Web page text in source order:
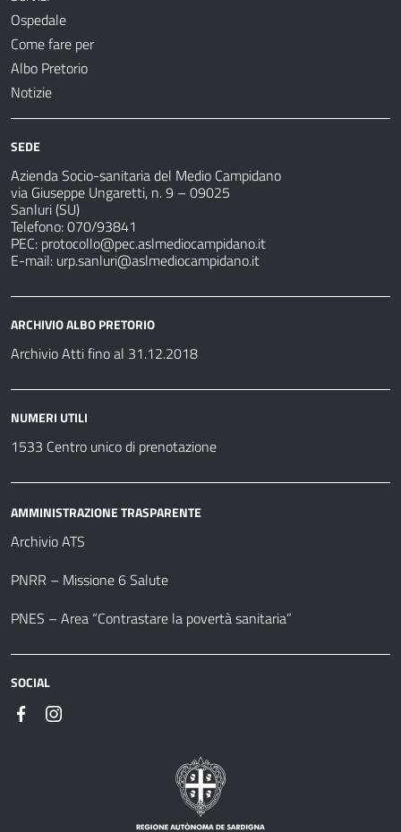
Ospedale
Come fare per
Albo Pretorio
Notizie
SEDE
Azienda Socio-sanitaria del Medio Campidano
via Giuseppe Ungaretti, n. 9 – 09025
Sanluri (SU)
Telefono: 070/93841
PEC: protocollo@pec.aslmediocampidano.it
E-mail: urp.sanluri@aslmediocampidano.it
ARCHIVIO ALBO PRETORIO
Archivio Atti fino al 31.12.2018
NUMERI UTILI
1533 Centro unico di prenotazione
AMMINISTRAZIONE TRASPARENTE
Archivio ATS
PNRR – Missione 6 Salute
PNES – Area “Contrastare la povertà sanitaria”
SOCIAL